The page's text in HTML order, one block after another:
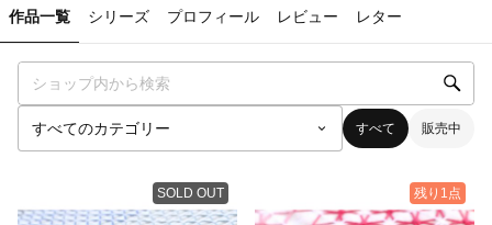
作品一覧 シリーズ プロフィール レビュー レター
すべて 販売中
SOLD OUT 残り1点